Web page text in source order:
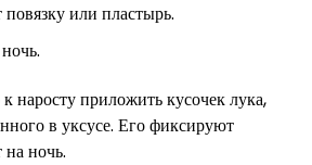
или пластырь.
приложить кусочек лука,
в уксусе. Его фиксируют
ночь.